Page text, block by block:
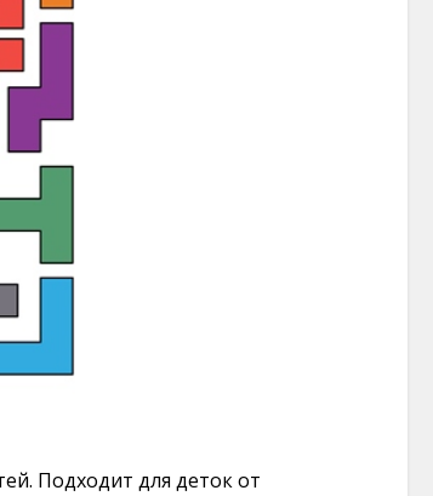
Подходит для деток от